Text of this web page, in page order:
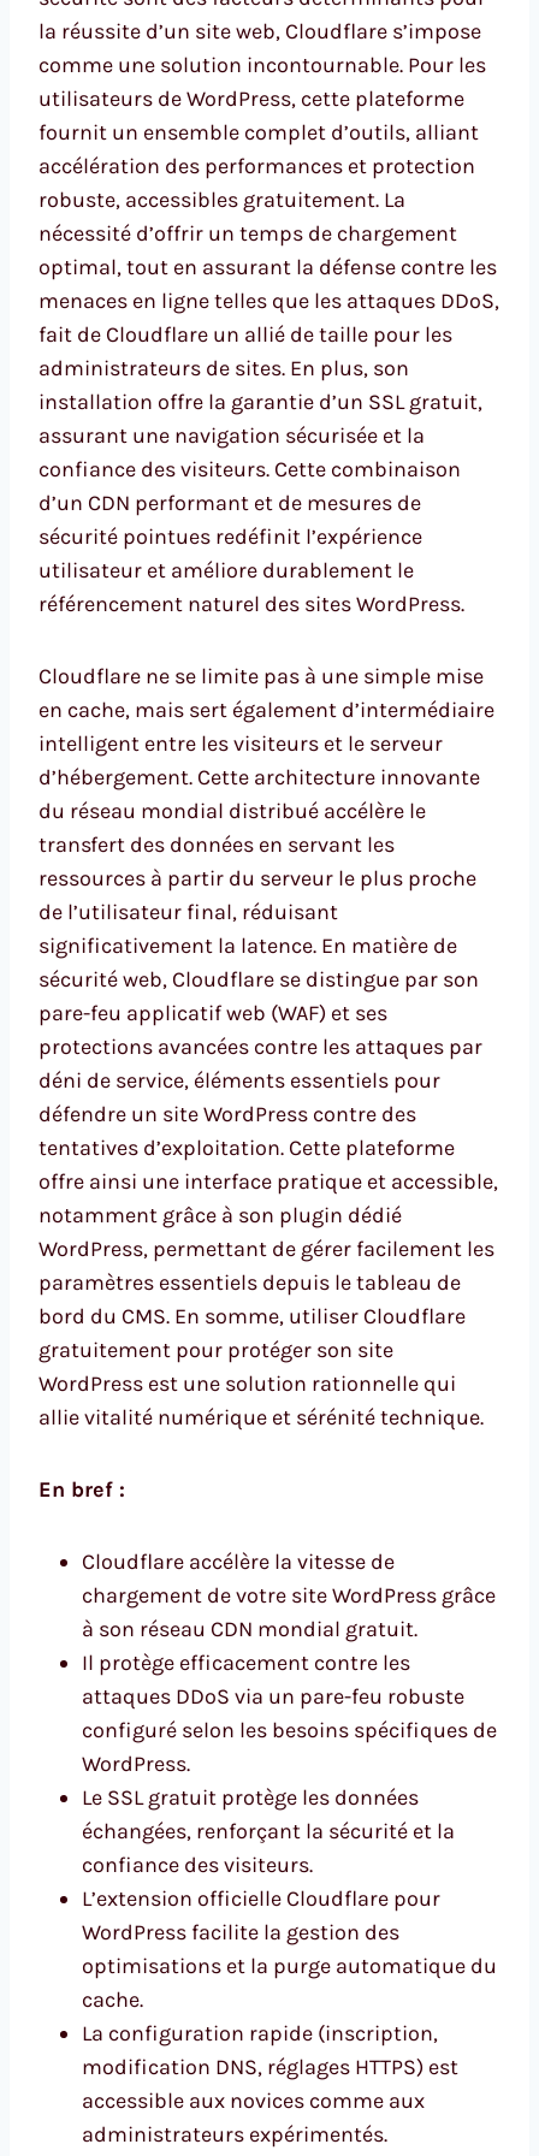
la réussite d’un site web, Cloudflare s’impose
comme une solution incontournable. Pour les
utilisateurs de WordPress, cette plateforme
fournit un ensemble complet d’outils, alliant
accélération des performances et protection
robuste, accessibles gratuitement. La
nécessité d’offrir un temps de chargement
optimal, tout en assurant la défense contre les
menaces en ligne telles que les attaques DDoS,
fait de Cloudflare un allié de taille pour les
administrateurs de sites. En plus, son
installation offre la garantie d’un SSL gratuit,
assurant une navigation sécurisée et la
confiance des visiteurs. Cette combinaison
d’un CDN performant et de mesures de
sécurité pointues redéfinit l’expérience
utilisateur et améliore durablement le
référencement naturel des sites WordPress.
Cloudflare ne se limite pas à une simple mise
en cache, mais sert également d’intermédiaire
intelligent entre les visiteurs et le serveur
d’hébergement. Cette architecture innovante
du réseau mondial distribué accélère le
transfert des données en servant les
ressources à partir du serveur le plus proche
de l’utilisateur final, réduisant
significativement la latence. En matière de
sécurité web, Cloudflare se distingue par son
pare-feu applicatif web (WAF) et ses
protections avancées contre les attaques par
déni de service, éléments essentiels pour
défendre un site WordPress contre des
tentatives d’exploitation. Cette plateforme
offre ainsi une interface pratique et accessible,
notamment grâce à son plugin dédié
WordPress, permettant de gérer facilement les
paramètres essentiels depuis le tableau de
bord du CMS. En somme, utiliser Cloudflare
gratuitement pour protéger son site
WordPress est une solution rationnelle qui
allie vitalité numérique et sérénité technique.
En bref :
Cloudflare accélère la vitesse de
chargement de votre site WordPress grâce
à son réseau CDN mondial gratuit.
Il protège efficacement contre les
attaques DDoS via un pare-feu robuste
configuré selon les besoins spécifiques de
WordPress.
Le SSL gratuit protège les données
échangées, renforçant la sécurité et la
confiance des visiteurs.
L’extension officielle Cloudflare pour
WordPress facilite la gestion des
optimisations et la purge automatique du
cache.
La configuration rapide (inscription,
modification DNS, réglages HTTPS) est
accessible aux novices comme aux
administrateurs expérimentés.